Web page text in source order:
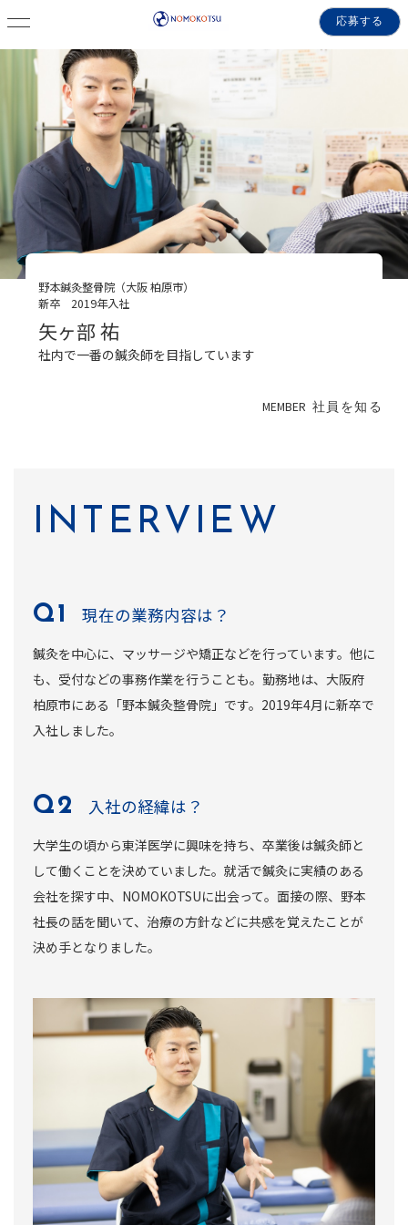
応募する
野本鍼灸整骨院（大阪 柏原市）
新卒 2019年入社
矢ヶ部 祐
社内で一番の鍼灸師を目指しています
MEMBER 社員を知る
INTERVIEW
現在の業務内容は？
鍼灸を中心に、マッサージや矯正などを行っています。他に
も、受付などの事務作業を行うことも。勤務地は、大阪府
柏原市にある「野本鍼灸整骨院」です。2019年4月に新卒で
入社しました。
入社の経緯は？
大学生の頃から東洋医学に興味を持ち、卒業後は鍼灸師と
して働くことを決めていました。就活で鍼灸に実績のある
会社を探す中、NOMOKOTSUに出会って。面接の際、野本
社長の話を聞いて、治療の方針などに共感を覚えたことが
決め手となりました。